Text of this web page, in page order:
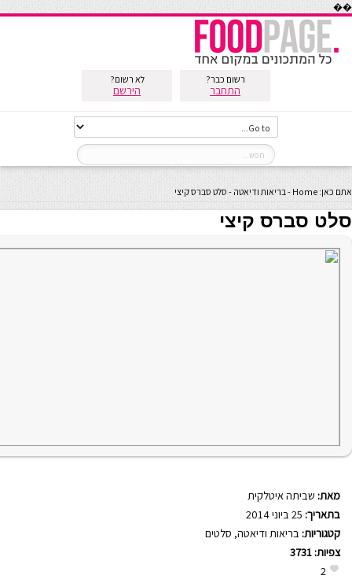
��
רשום כבר?
התחבר
לא רשום?
הירשם
אתם כאן: Home
-בריאות ודיאטה - סלט סברס קיצי
סלט סברס קיצי
מאת: שביתה איטלקית
בתאריך:
קטגוריות: בריאות ודיאטה, סלטים
צפיות: 3731
2